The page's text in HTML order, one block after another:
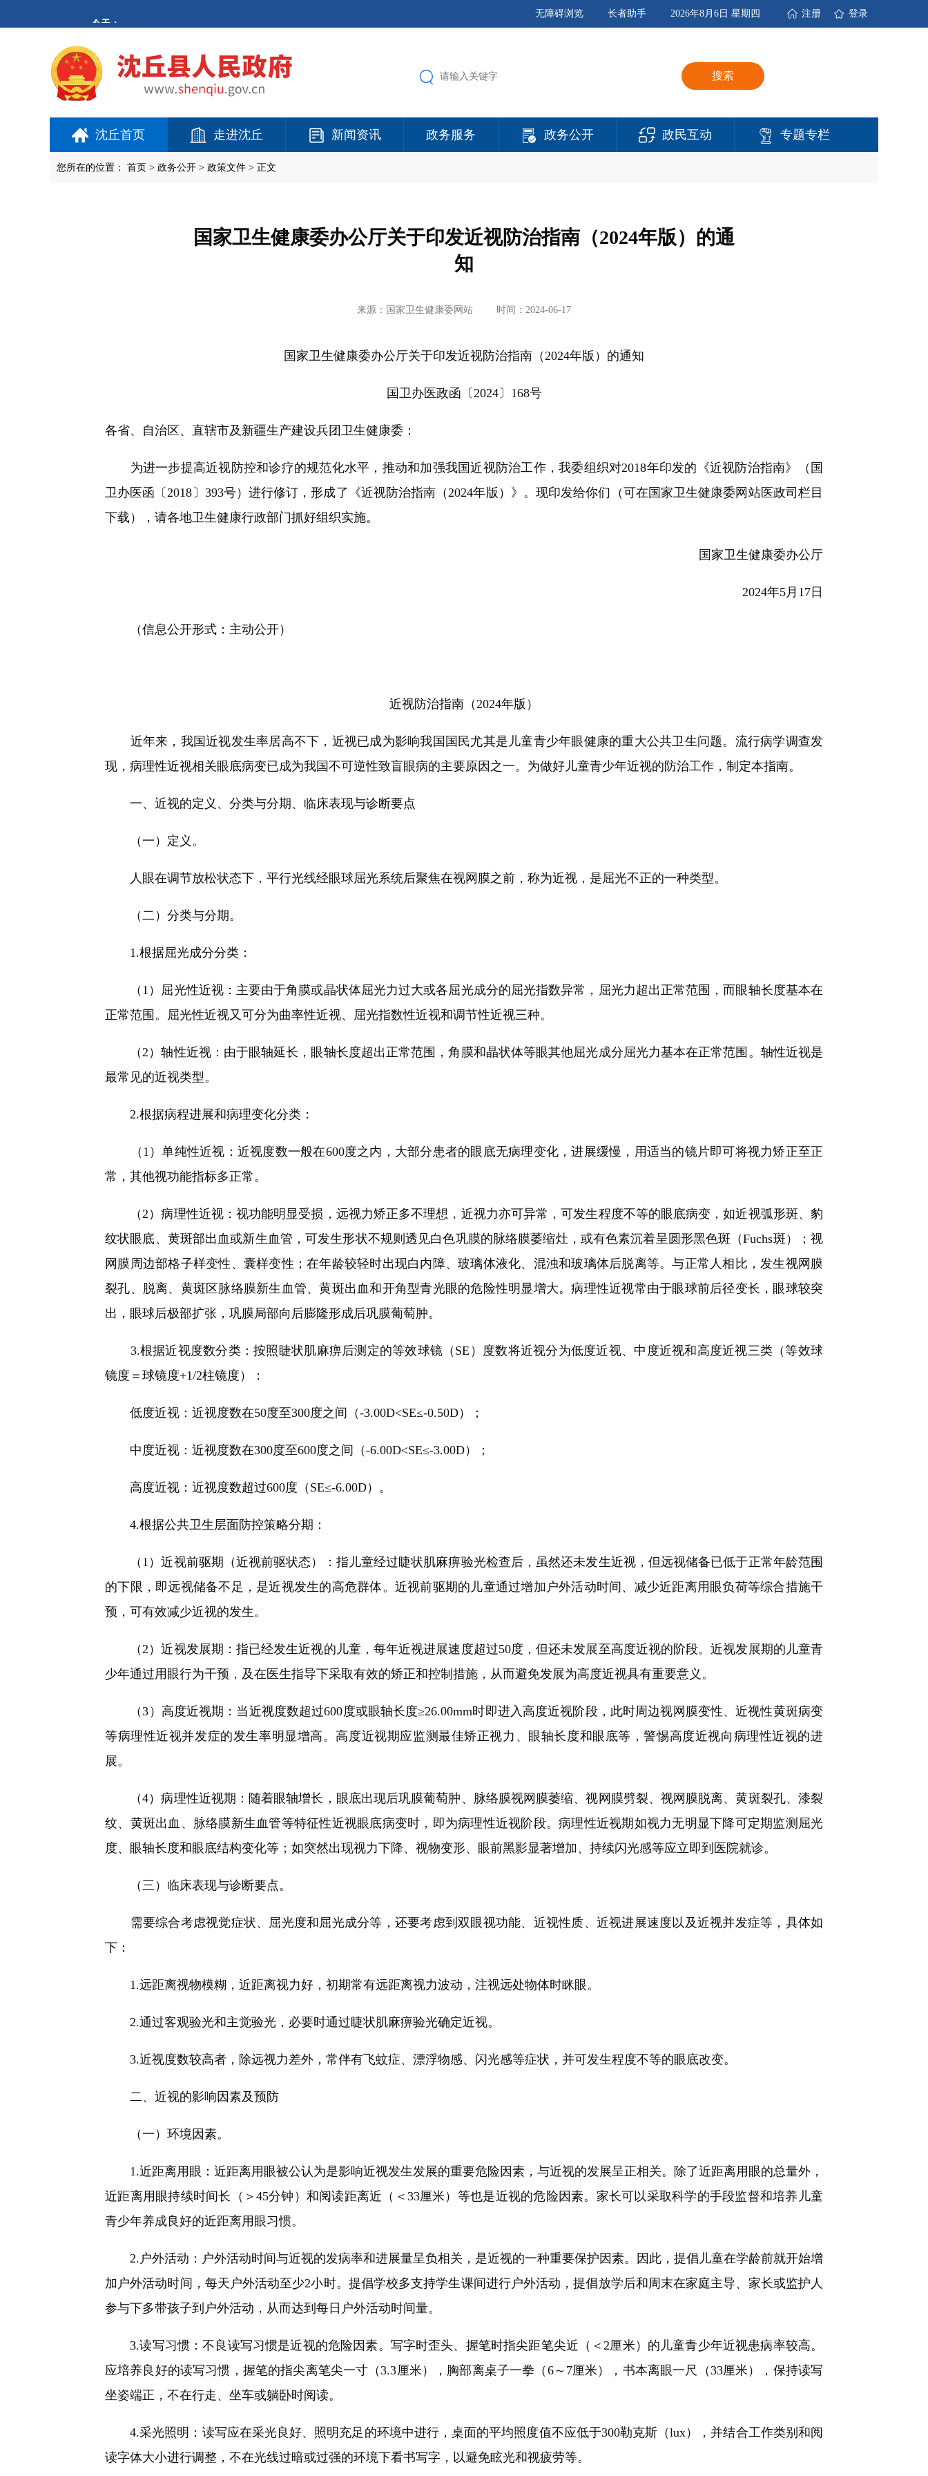
进
登录
注册
2026年8月6日 星期四
长者助手
无障碍浏览
搜索
沈丘首页 走进沈丘 新闻资讯 政务服务 政务公开 政民互动 专题专栏
您所在的位置： 首页 > 政务公开 > 政策文件 > 正文
国家卫生健康委办公厅关于印发近视防治指南（2024年版）的通
知
来源：国家卫生健康委网站 时间：2024-06-17
国家卫生健康委办公厅关于印发近视防治指南（2024年版）的通知
国卫办医政函〔2024〕168号
各省、自治区、直辖市及新疆生产建设兵团卫生健康委：
为进一步提高近视防控和诊疗的规范化水平，推动和加强我国近视防治工作，我委组织对2018年印发的《近视防治指南》（国
卫办医函〔2018〕393号）进行修订，形成了《近视防治指南（2024年版）》。现印发给你们（可在国家卫生健康委网站医政司栏目
下载），请各地卫生健康行政部门抓好组织实施。
国家卫生健康委办公厅
2024年5月17日
（信息公开形式：主动公开）
近视防治指南（2024年版）
近年来，我国近视发生率居高不下，近视已成为影响我国国民尤其是儿童青少年眼健康的重大公共卫生问题。流行病学调查发
现，病理性近视相关眼底病变已成为我国不可逆性致盲眼病的主要原因之一。为做好儿童青少年近视的防治工作，制定本指南。
一、近视的定义、分类与分期、临床表现与诊断要点
（一）定义。
人眼在调节放松状态下，平行光线经眼球屈光系统后聚焦在视网膜之前，称为近视，是屈光不正的一种类型。
（二）分类与分期。
1.根据屈光成分分类：
（1）屈光性近视：主要由于角膜或晶状体屈光力过大或各屈光成分的屈光指数异常，屈光力超出正常范围，而眼轴长度基本在
正常范围。屈光性近视又可分为曲率性近视、屈光指数性近视和调节性近视三种。
（2）轴性近视：由于眼轴延长，眼轴长度超出正常范围，角膜和晶状体等眼其他屈光成分屈光力基本在正常范围。轴性近视是
最常见的近视类型。
2.根据病程进展和病理变化分类：
（1）单纯性近视：近视度数一般在600度之内，大部分患者的眼底无病理变化，进展缓慢，用适当的镜片即可将视力矫正至正
常，其他视功能指标多正常。
（2）病理性近视：视功能明显受损，远视力矫正多不理想，近视力亦可异常，可发生程度不等的眼底病变，如近视弧形斑、豹
纹状眼底、黄斑部出血或新生血管，可发生形状不规则透见白色巩膜的脉络膜萎缩灶，或有色素沉着呈圆形黑色斑（Fuchs斑）；视
网膜周边部格子样变性、囊样变性；在年龄较轻时出现白内障、玻璃体液化、混浊和玻璃体后脱离等。与正常人相比，发生视网膜
裂孔、脱离、黄斑区脉络膜新生血管、黄斑出血和开角型青光眼的危险性明显增大。病理性近视常由于眼球前后径变长，眼球较突
出，眼球后极部扩张，巩膜局部向后膨隆形成后巩膜葡萄肿。
3.根据近视度数分类：按照睫状肌麻痹后测定的等效球镜（SE）度数将近视分为低度近视、中度近视和高度近视三类（等效球
镜度＝球镜度+1/2柱镜度）：
低度近视：近视度数在50度至300度之间（-3.00D<SE≤-0.50D）；
中度近视：近视度数在300度至600度之间（-6.00D<SE≤-3.00D）；
高度近视：近视度数超过600度（SE≤-6.00D）。
4.根据公共卫生层面防控策略分期：
（1）近视前驱期（近视前驱状态）：指儿童经过睫状肌麻痹验光检查后，虽然还未发生近视，但远视储备已低于正常年龄范围
的下限，即远视储备不足，是近视发生的高危群体。近视前驱期的儿童通过增加户外活动时间、减少近距离用眼负荷等综合措施干
预，可有效减少近视的发生。
（2）近视发展期：指已经发生近视的儿童，每年近视进展速度超过50度，但还未发展至高度近视的阶段。近视发展期的儿童青
少年通过用眼行为干预，及在医生指导下采取有效的矫正和控制措施，从而避免发展为高度近视具有重要意义。
（3）高度近视期：当近视度数超过600度或眼轴长度≥26.00mm时即进入高度近视阶段，此时周边视网膜变性、近视性黄斑病变
等病理性近视并发症的发生率明显增高。高度近视期应监测最佳矫正视力、眼轴长度和眼底等，警惕高度近视向病理性近视的进
展。
（4）病理性近视期：随着眼轴增长，眼底出现后巩膜葡萄肿、脉络膜视网膜萎缩、视网膜劈裂、视网膜脱离、黄斑裂孔、漆裂
纹、黄斑出血、脉络膜新生血管等特征性近视眼底病变时，即为病理性近视阶段。病理性近视期如视力无明显下降可定期监测屈光
度、眼轴长度和眼底结构变化等；如突然出现视力下降、视物变形、眼前黑影显著增加、持续闪光感等应立即到医院就诊。
（三）临床表现与诊断要点。
需要综合考虑视觉症状、屈光度和屈光成分等，还要考虑到双眼视功能、近视性质、近视进展速度以及近视并发症等，具体如
下：
1.远距离视物模糊，近距离视力好，初期常有远距离视力波动，注视远处物体时眯眼。
2.通过客观验光和主觉验光，必要时通过睫状肌麻痹验光确定近视。
3.近视度数较高者，除远视力差外，常伴有飞蚊症、漂浮物感、闪光感等症状，并可发生程度不等的眼底改变。
二、近视的影响因素及预防
（一）环境因素。
1.近距离用眼：近距离用眼被公认为是影响近视发生发展的重要危险因素，与近视的发展呈正相关。除了近距离用眼的总量外，
近距离用眼持续时间长（＞45分钟）和阅读距离近（＜33厘米）等也是近视的危险因素。家长可以采取科学的手段监督和培养儿童
青少年养成良好的近距离用眼习惯。
2.户外活动：户外活动时间与近视的发病率和进展量呈负相关，是近视的一种重要保护因素。因此，提倡儿童在学龄前就开始增
加户外活动时间，每天户外活动至少2小时。提倡学校多支持学生课间进行户外活动，提倡放学后和周末在家庭主导、家长或监护人
参与下多带孩子到户外活动，从而达到每日户外活动时间量。
3.读写习惯：不良读写习惯是近视的危险因素。写字时歪头、握笔时指尖距笔尖近（＜2厘米）的儿童青少年近视患病率较高。
应培养良好的读写习惯，握笔的指尖离笔尖一寸（3.3厘米），胸部离桌子一拳（6～7厘米），书本离眼一尺（33厘米），保持读写
坐姿端正，不在行走、坐车或躺卧时阅读。
4.采光照明：读写应在采光良好、照明充足的环境中进行，桌面的平均照度值不应低于300勒克斯（lux），并结合工作类别和阅
读字体大小进行调整，不在光线过暗或过强的环境下看书写字，以避免眩光和视疲劳等。